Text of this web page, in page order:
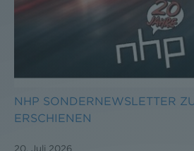
NHP SONDERNEWSLETTER
ERSCHIENEN
20. Juli 2026